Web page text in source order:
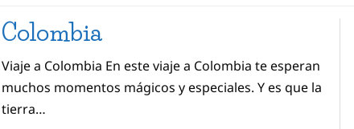
Colombia
Viaje a Colombia En este viaje a Colombia te esperan
muchos momentos mágicos y especiales. Y es que la
tierra…